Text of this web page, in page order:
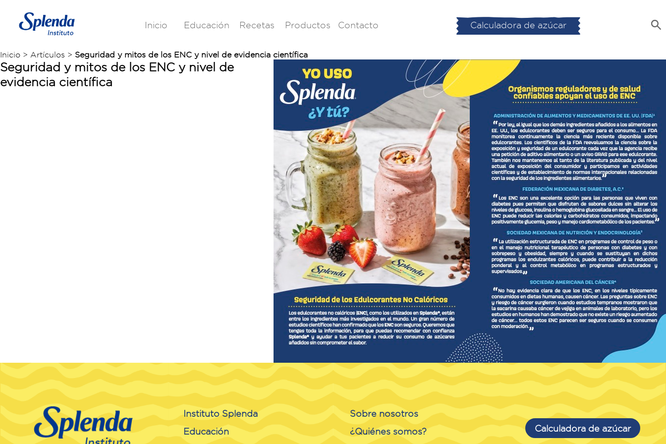
Inicio Educación Recetas Productos Contacto Calculadora de azúcar
Inicio > Artículos > Seguridad y mitos de los ENC y nivel de evidencia científica
Seguridad y mitos de los ENC y nivel de
evidencia científica
Instituto Splenda
Educación
Sobre nosotros
¿Quiénes somos?
Calculadora de azúcar